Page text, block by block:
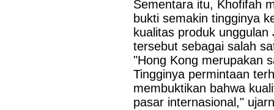
Sementara itu, Khofifah
bukti semakin tingginya
kualitas produk
tersebut sebagai salah
"Hong Kong merupakan
Tingginya permintaan
membuktikan bahwa
pasar internasional,"